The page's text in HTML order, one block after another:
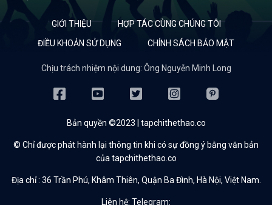
GIỚI THIỆU
HỢP TÁC CÙNG CHÚNG TÔI
ĐIỀU KHOẢN SỬ DỤNG
CHÍNH SÁCH BẢO MẬT
Chịu trách nhiệm nội dung: Ông Nguyễn Minh Long
Bản quyền ©2023 | tapchithethao.co
© Chỉ được phát hành lại thông tin khi có sự đồng ý bằng văn bản
của tapchithethao.co
Địa chỉ : 36 Trần Phú, Khâm Thiên, Quận Ba Đình, Hà Nội, Việt Nam.
Liên hệ: Telegram: